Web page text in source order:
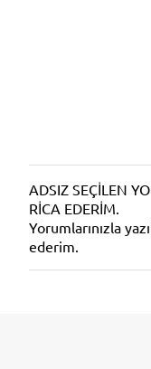
Y
o
r
u
m
ADSIZ SEÇİLEN
RİCA EDERİM.
Yorumlarınızla
ederim.